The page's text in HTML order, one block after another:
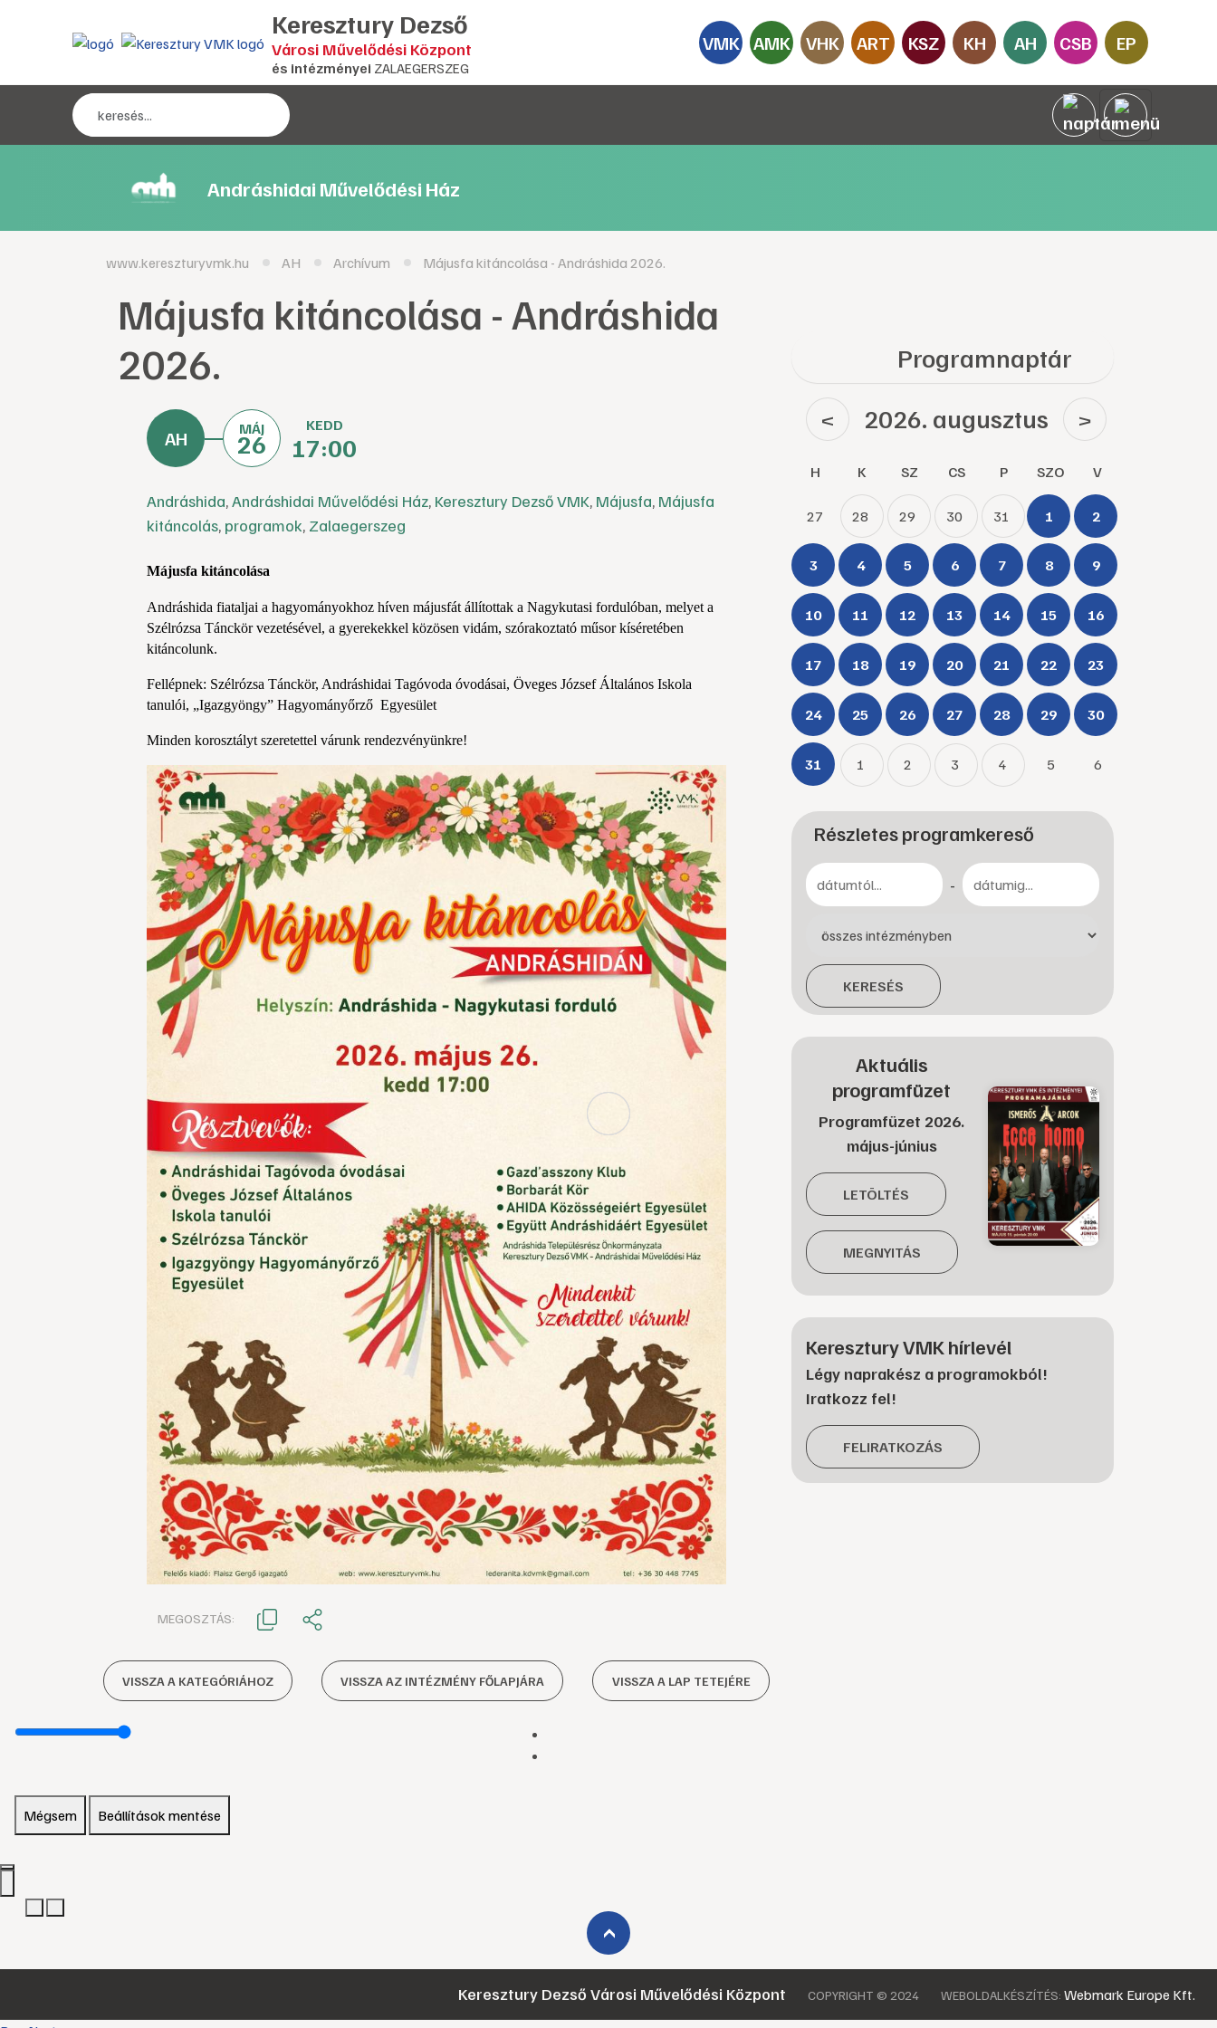
Keresztury Dezső
Városi Művelődési Központ
és intézményei ZALAEGERSZEG
VMK AMK VHK ART KSZ KH AH CSB EP
Andráshidai Művelődési Ház
www.kereszturyvmk.hu AH Archívum Májusfa kitáncolása - Andráshida 2026.
Májusfa kitáncolása - Andráshida
2026.
MÁJ
26
KEDD
17:00
Andráshida,Andráshidai Művelődési Ház, Keresztury Dezső VMK, Májusfa, Májusfa
kitáncolás, programok, Zalaegerszeg
Májusfa kitáncolása
Andráshida fiataljai a hagyományokhoz híven májusfát állítottak a Nagykutasi fordulóban, melyet a
Szélrózsa Tánckör vezetésével, a gyerekekkel közösen vidám, szórakoztató műsor kíséretében
kitáncolunk.
Fellépnek: Szélrózsa Tánckör, Andráshidai Tagóvoda óvodásai, Öveges József Általános Iskola
tanulói, „Igazgyöngy” Hagyományőrző Egyesület
Minden korosztályt szeretettel várunk rendezvényünkre!
MEGOSZTÁS:
VISSZA A KATEGÓRIÁHOZ VISSZA AZ INTÉZMÉNY FŐLAPJÁRA VISSZA A LAP TETEJÉRE
Programnaptár
< 2026. augusztus >
H K SZ CS P SZO V
27 28 29 30 31 1 2
3 4 5 6 7 8 9
10 11 12 13 14 15 16
17 18 19 20 21 22 23
24 25 26 27 28 29 30
31 1 2 3 4 5 6
Részletes programkereső
-
KERESÉS
Aktuális
programfüzet
Programfüzet 2026.
május-június
LETÖLTÉS
MEGNYITÁS
Keresztury VMK hírlevél
Légy naprakész a programokból!
Iratkozz fel!
FELIRATKOZÁS
Mégsem Beállítások mentése
›
Keresztury Dezső Városi Művelődési Központ COPYRIGHT © 2024 WEBOLDALKÉSZÍTÉS: Webmark Europe Kft.